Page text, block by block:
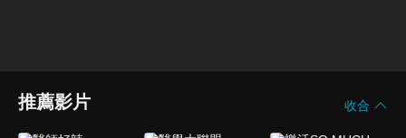
推薦影片 收合